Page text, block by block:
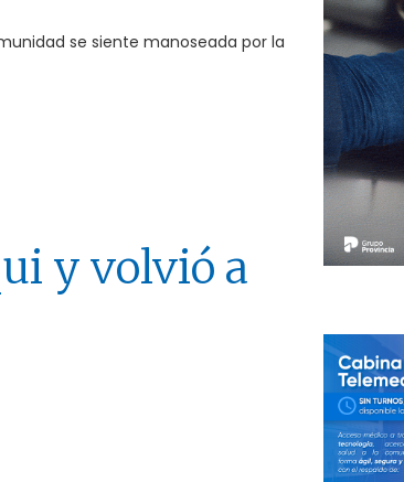
se siente manoseada por la
y volvió a